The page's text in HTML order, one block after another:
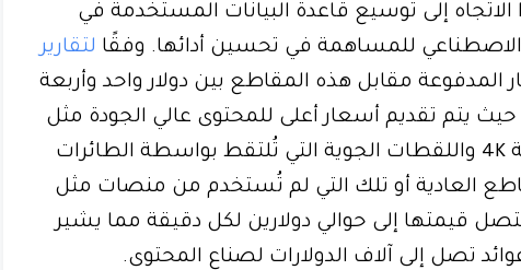
إلى توسيع قاعدة البيانات المستخدمة في
الاصطناعي للمساهمة في تحسين أدائها. وفقًا لتقارير
المدفوعة مقابل هذه المقاطع بين دولار واحد وأربعة
حيث يتم تقديم أسعار أعلى للمحتوى عالي الجودة مثل
مقاطع الفيديو بدقة 4K واللقطات الجوية التي تُلتقط بواسطة الطائرات
العادية أو تلك التي لم تُستخدم من منصات مثل
قيمتها إلى حوالي دولارين لكل دقيقة مما يشير
تصل إلى آلاف الدولارات لصناع المحتوى.